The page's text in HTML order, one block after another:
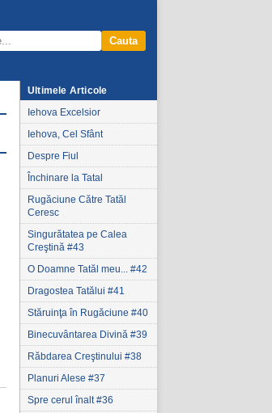
Cauta
Ultimele Articole
Iehova Excelsior
Iehova, Cel Sfânt
Despre Fiul
Închinare la Tatal
Rugăciune Către Tatăl
Ceresc
Singurătatea pe Calea
Creştină #43
O Doamne Tatăl meu... #42
Dragostea Tatălui #41
Stăruinţa în Rugăciune #40
Binecuvântarea Divină #39
Răbdarea Creştinului #38
Planuri Alese #37
Spre cerul înalt #36